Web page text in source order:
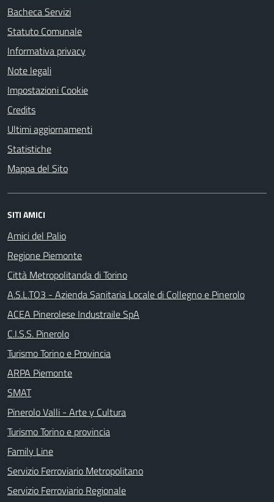
Bacheca Servizi
Statuto Comunale
Informativa privacy
Note legali
Impostazioni Cookie
Credits
Ultimi aggiornamenti
Statistiche
Mappa del Sito
SITI AMICI
Amici del Palio
Regione Piemonte
Città Metropolitanda di Torino
A.S.L.TO3 - Azienda Sanitaria Locale di Collegno e Pinerolo
ACEA Pinerolese Industraile SpA
C.I.S.S. Pinerolo
Turismo Torino e Provincia
ARPA Piemonte
SMAT
Pinerolo Valli - Arte y Cultura
Turismo Torino e provincia
Family Line
Servizio Ferroviario Metropolitano
Servizio Ferroviario Regionale